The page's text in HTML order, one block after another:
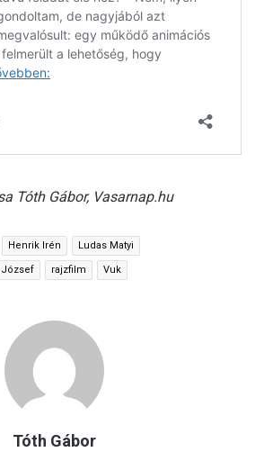
Tóth Gábor, Vasarnap.hu
Henrik Irén Ludas Matyi
József rajzfilm Vuk
Tóth Gábor